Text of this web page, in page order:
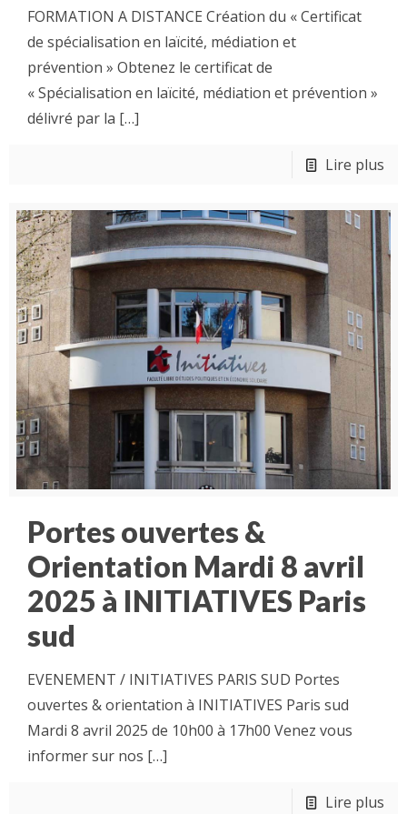
FORMATION A DISTANCE Création du « Certificat
de spécialisation en laïcité, médiation et
prévention » Obtenez le certificat de
« Spécialisation en laïcité, médiation et prévention »
délivré par la […]
Lire plus
Portes ouvertes &
Orientation Mardi 8 avril
2025 à INITIATIVES Paris
sud
EVENEMENT / INITIATIVES PARIS SUD Portes
ouvertes & orientation à INITIATIVES Paris sud
Mardi 8 avril 2025 de 10h00 à 17h00 Venez vous
informer sur nos […]
Lire plus